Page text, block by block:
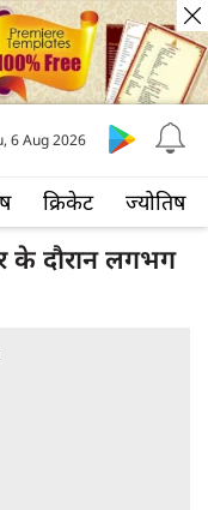
क्रिकेट ज्योतिष
6 Aug 2026
के दौरान लगभग